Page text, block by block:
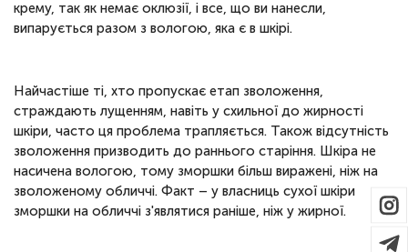
крему, так як немає оклюзії, і все, що ви нанесли,
випарується разом з вологою, яка є в шкірі.
Найчастіше ті, хто пропускає етап зволоження,
страждають лущенням, навіть у схильної до жирності
шкіри, часто ця проблема трапляється. Також відсутність
зволоження призводить до раннього старіння. Шкіра не
насичена вологою, тому зморшки більш виражені, ніж на
зволоженому обличчі. Факт – у власниць сухої шкіри
зморшки на обличчі з'являтися раніше, ніж у жирної.